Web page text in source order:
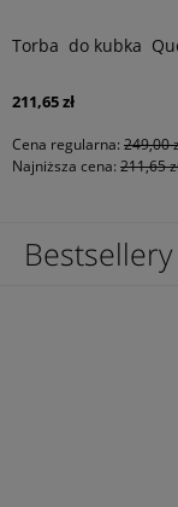
Torba do kubka
211,65 zł
Cena regularna: 249,00
Najniższa cena: 211,65
Bestsellery